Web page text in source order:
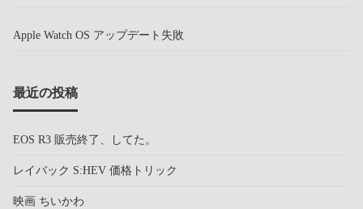
Apple Watch OS アップデート失敗
最近の投稿
EOS R3 販売終了、してた。
レイバック S:HEV 価格トリック
映画 ちいかわ